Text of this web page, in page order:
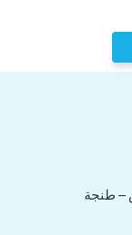
– طنجة